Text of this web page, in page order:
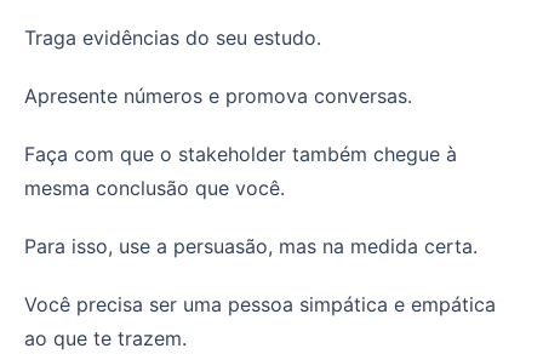
Traga evidências do seu estudo.
Apresente números e promova conversas.
Faça com que o stakeholder também chegue à
mesma conclusão que você.
Para isso, use a persuasão, mas na medida certa.
Você precisa ser uma pessoa simpática e empática
ao que te trazem.